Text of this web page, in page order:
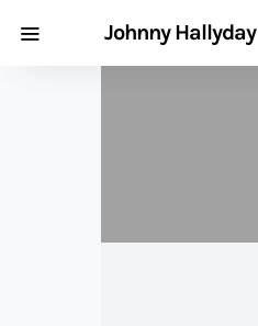
Johnny Hallyday